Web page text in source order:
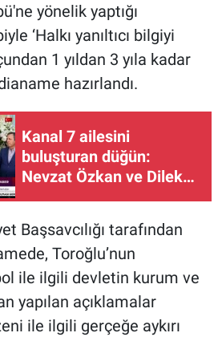
yönelik yaptığı
‘Halkı yanıltıcı bilgiyi
1 yıldan 3 yıla kadar
hazırlandı.
Kanal 7 ailesini
buluşturan düğün:
Nevzat Özkan ve Dilek
Başsavcılığı tarafından
Toroğlu’nun
ile ilgili devletin kurum ve
yapılan açıklamalar
ile ilgili gerçeğe aykırı